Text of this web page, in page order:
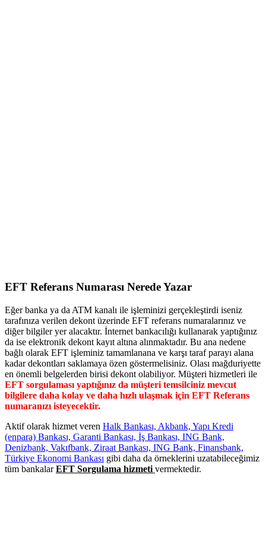
EFT Referans Numarası Nerede Yazar
Eğer banka ya da ATM kanalı ile işleminizi gerçekleştirdi iseniz
tarafınıza verilen dekont üzerinde EFT referans numaralarınız ve
diğer bilgiler yer alacaktır. İnternet bankacılığı kullanarak yaptığınız
da ise elektronik dekont kayıt altına alınmaktadır. Bu ana nedene
bağlı olarak EFT işleminiz tamamlanana ve karşı taraf parayı alana
kadar dekontları saklamaya özen göstermelisiniz. Olası mağduriyette
en önemli belgelerden birisi dekont olabiliyor. Müşteri hizmetleri ile
EFT sorgulaması yaptığınız da müşteri temsilciniz mevcut
bilgilere daha kolay ve daha hızlı ulaşmak için EFT Referans
numaranızı isteyecektir.
Aktif olarak hizmet veren Halk Bankası, Akbank, Yapı Kredi
(enpara) Bankası, Garanti Bankası, İş Bankası, ING Bank,
Denizbank, Vakıfbank, Ziraat Bankası, ING Bank, Finansbank,
Türkiye Ekonomi Bankası gibi daha da örneklerini uzatabileceğimiz
tüm bankalarEFT Sorgulama hizmeti vermektedir.